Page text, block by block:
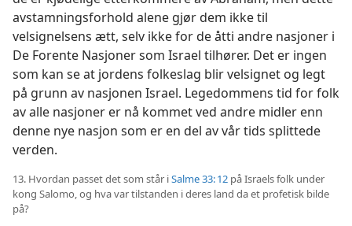
avstamningsforhold alene gjør dem ikke til
velsignelsens ætt, selv ikke for de åtti andre nasjoner i
De Forente Nasjoner som Israel tilhører. Det er ingen
som kan se at jordens folkeslag blir velsignet og legt
på grunn av nasjonen Israel. Legedommens tid for folk
av alle nasjoner er nå kommet ved andre midler enn
denne nye nasjon som er en del av vår tids splittede
verden.
13. Hvordan passet det som står iSalme 33: 12 på Israels folk under
kong Salomo, og hva var tilstanden i deres land da et profetisk bilde
på?